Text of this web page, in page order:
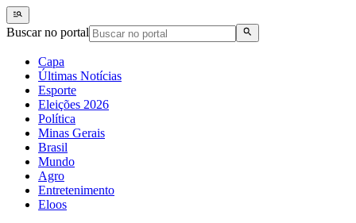
Buscar no portal
Capa
Últimas Notícias
Esporte
Eleições 2026
Política
Minas Gerais
Brasil
Mundo
Agro
Entretenimento
Eloos